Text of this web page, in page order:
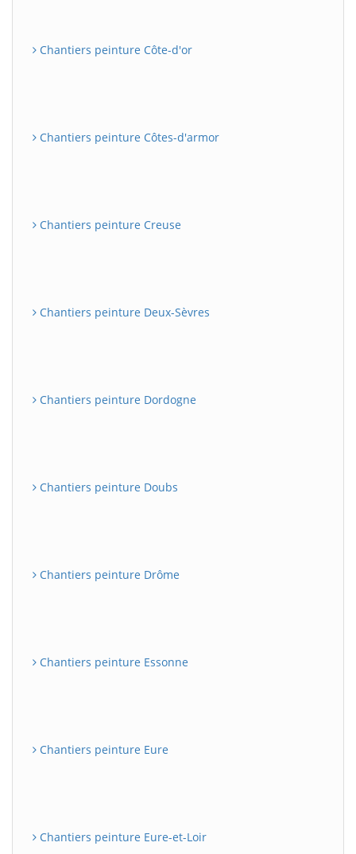
Chantiers peinture Côte-d'or
Chantiers peinture Côtes-d'armor
Chantiers peinture Creuse
Chantiers peinture Deux-Sèvres
Chantiers peinture Dordogne
Chantiers peinture Doubs
Chantiers peinture Drôme
Chantiers peinture Essonne
Chantiers peinture Eure
Chantiers peinture Eure-et-Loir